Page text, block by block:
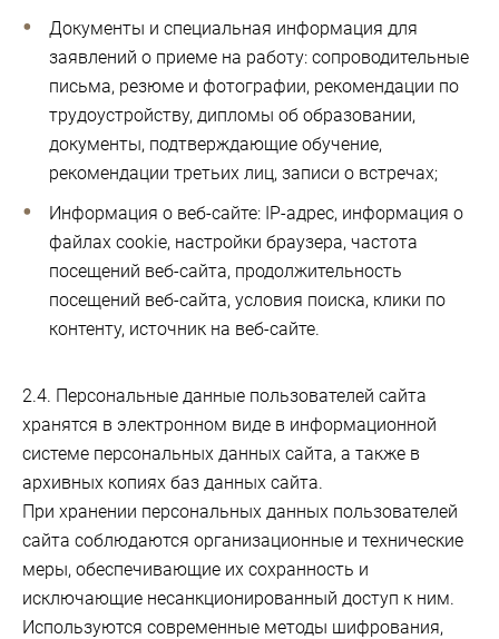
Документы и специальная информация для
заявлений о приеме на работу: сопроводительные
письма, резюме и фотографии, рекомендации по
трудоустройству, дипломы об образовании,
документы, подтверждающие обучение,
рекомендации третьих лиц, записи о встречах;
Информация о веб-сайте: IP-адрес, информация о
файлах cookie, настройки браузера, частота
посещений веб-сайта, продолжительность
посещений веб-сайта, условия поиска, клики по
контенту, источник на веб-сайте.
2.4. Персональные данные пользователей сайта
хранятся в электронном виде в информационной
системе персональных данных сайта, а также в
архивных копиях баз данных сайта.
При хранении персональных данных пользователей
сайта соблюдаются организационные и технические
меры, обеспечивающие их сохранность и
исключающие несанкционированный доступ к ним.
Используются современные методы шифрования,